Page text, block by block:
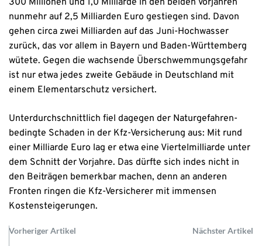
300 Millionen und 1,0 Milliarde in den beiden Vorjahren
nunmehr auf 2,5 Milliarden Euro gestiegen sind. Davon
gehen circa zwei Milliarden auf das Juni-Hochwasser
zurück, das vor allem in Bayern und Baden-Württemberg
wütete. Gegen die wachsende Überschwemmungsgefahr
ist nur etwa jedes zweite Gebäude in Deutschland mit
einem Elementarschutz versichert.
Unterdurchschnittlich fiel dagegen der Naturgefahren-
bedingte Schaden in der Kfz-Versicherung aus: Mit rund
einer Milliarde Euro lag er etwa eine Viertelmilliarde unter
dem Schnitt der Vorjahre. Das dürfte sich indes nicht in
den Beiträgen bemerkbar machen, denn an anderen
Fronten ringen die Kfz-Versicherer mit immensen
Kostensteigerungen.
Vorheriger Artikel Nächster Artikel